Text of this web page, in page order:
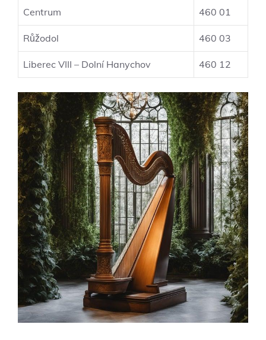
Centrum 460 01
Růžodol 460 03
Liberec VIII – Dolní Hanychov 460 12